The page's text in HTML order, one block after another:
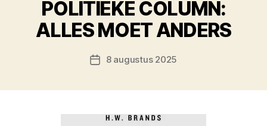
POLITIEKE COLUMN:
ALLES MOET ANDERS
Berichtdatum
8 augustus 2025